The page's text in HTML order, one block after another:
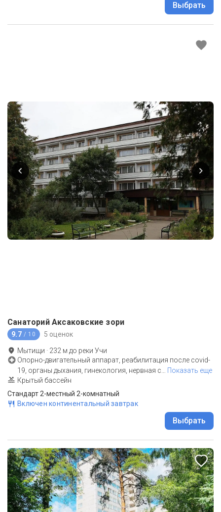
Выбрать
Санаторий Аксаковские зори
9.7 / 10 5 оценок
Мытищи · 232 м до реки Учи
Опорно-двигательный аппарат, реабилитация после covid-
19, органы дыхания, гинекология, нервная с
Показать еще
Крытый бассейн
Стандарт 2-местный 2-комнатный
Включен континентальный завтрак
Выбрать